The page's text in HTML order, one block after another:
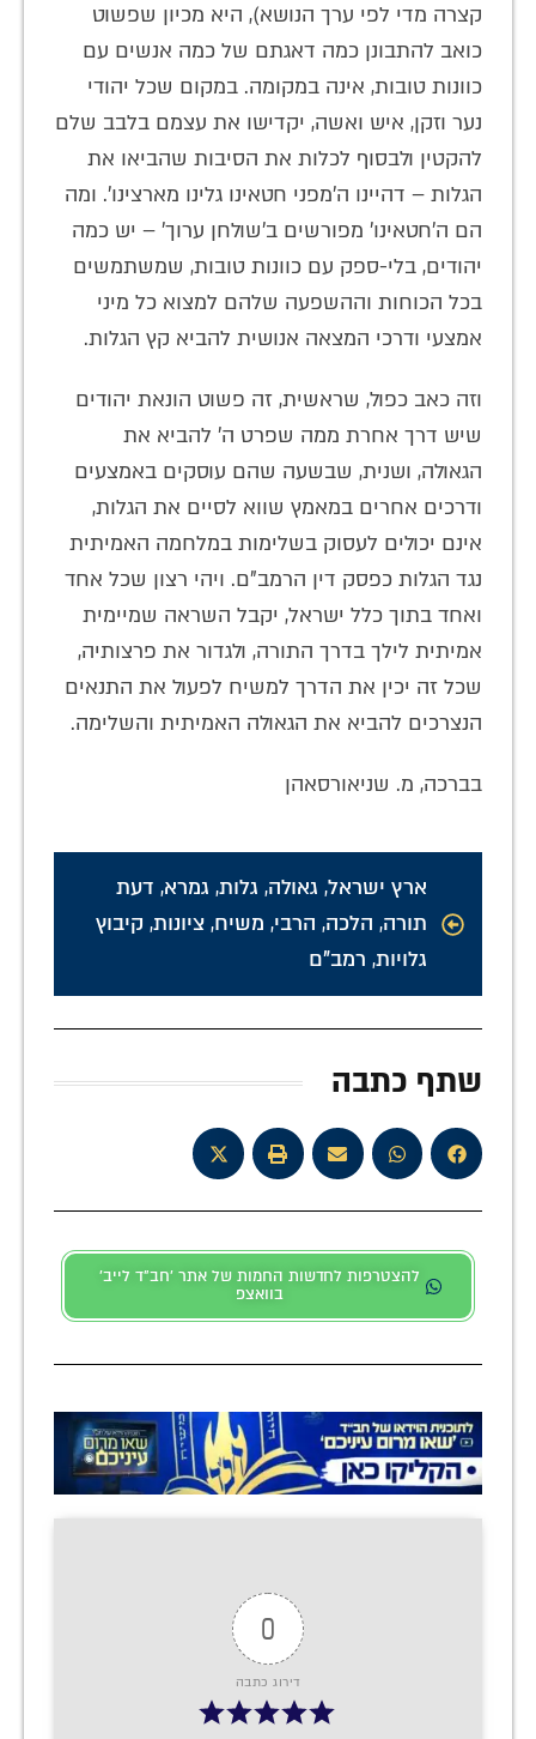
קצרה מדי לפי ערך הנושא), היא מכיון שפשוט
כואב להתבונן כמה דאגתם של כמה אנשים עם
כוונות טובות, אינה במקומה. במקום שכל יהודי
נער וזקן, איש ואשה, יקדישו את עצמם בלבב שלם
להקטין ולבסוף לכלות את הסיבות שהביאו את
הגלות – דהיינו ה'מפני חטאינו גלינו מארצינו'. ומה
הם ה'חטאינו' מפורשים ב'שולחן ערוך' – יש כמה
יהודים, בלי-ספק עם כוונות טובות, שמשתמשים
בכל הכוחות וההשפעה שלהם למצוא כל מיני
אמצעי ודרכי המצאה אנושית להביא קץ הגלות.
וזה כאב כפול, שראשית, זה פשוט הונאת יהודים
שיש דרך אחרת ממה שפרט ה' להביא את
הגאולה, ושנית, שבשעה שהם עוסקים באמצעים
ודרכים אחרים במאמץ שווא לסיים את הגלות,
אינם יכולים לעסוק בשלימות במלחמה האמיתית
נגד הגלות כפסק דין הרמב"ם. ויהי רצון שכל אחד
ואחד בתוך כלל ישראל, יקבל השראה שמיימית
אמיתית לילך בדרך התורה, ולגדור את פרצותיה,
שכל זה יכין את הדרך למשיח לפעול את התנאים
הנצרכים להביא את הגאולה האמיתית והשלימה.
בברכה, מ. שניאורסאהן
ארץ ישראל, גאולה, גלות, גמרא, דעת
תורה, הלכה, הרבי, משיח, ציונות, קיבוץ
גלויות, רמב"ם
שתף כתבה
להצטרפות לחדשות החמות של אתר 'חב"ד לייב'
בוואצפ
0
דירוג כתבה